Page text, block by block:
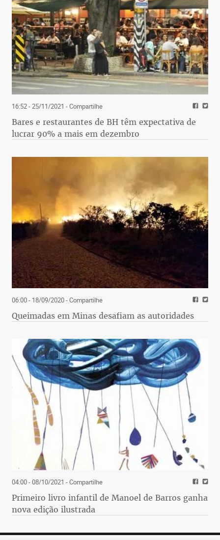
16:52 - 25/11/2021 - Compartilhe
Bares e restaurantes de BH têm expectativa de
lucrar 90% a mais em dezembro
06:00 - 18/09/2020- Compartilhe
Queimadas em Minas desafiam as autoridades
04:00 - 08/10/2021 - Compartilhe
Primeiro livro infantil de Manoel de Barros ganha
nova edição ilustrada